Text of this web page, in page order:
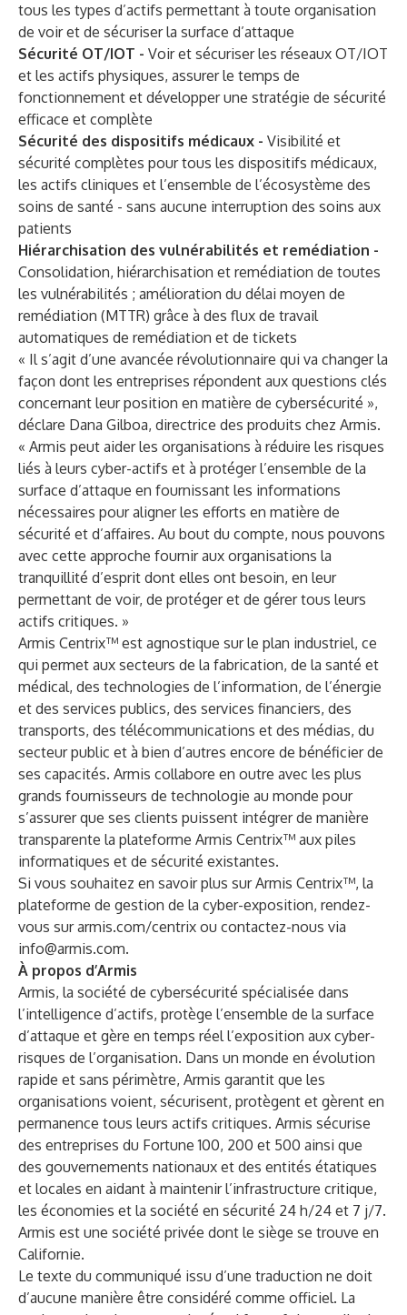
tous les types d’actifs permettant à toute organisation
de voir et de sécuriser la surface d’attaque
Sécurité OT/IOT - Voir et sécuriser les réseaux OT/IOT
et les actifs physiques, assurer le temps de
fonctionnement et développer une stratégie de sécurité
efficace et complète
Sécurité des dispositifs médicaux - Visibilité et
sécurité complètes pour tous les dispositifs médicaux,
les actifs cliniques et l’ensemble de l’écosystème des
soins de santé - sans aucune interruption des soins aux
patients
Hiérarchisation des vulnérabilités et remédiation -
Consolidation, hiérarchisation et remédiation de toutes
les vulnérabilités ; amélioration du délai moyen de
remédiation (MTTR) grâce à des flux de travail
automatiques de remédiation et de tickets
« Il s’agit d’une avancée révolutionnaire qui va changer la
façon dont les entreprises répondent aux questions clés
concernant leur position en matière de cybersécurité »,
déclare Dana Gilboa, directrice des produits chez Armis.
« Armis peut aider les organisations à réduire les risques
liés à leurs cyber-actifs et à protéger l’ensemble de la
surface d’attaque en fournissant les informations
nécessaires pour aligner les efforts en matière de
sécurité et d’affaires. Au bout du compte, nous pouvons
avec cette approche fournir aux organisations la
tranquillité d’esprit dont elles ont besoin, en leur
permettant de voir, de protéger et de gérer tous leurs
actifs critiques. »
Armis Centrix™ est agnostique sur le plan industriel, ce
qui permet aux secteurs de la fabrication, de la santé et
médical, des technologies de l’information, de l’énergie
et des services publics, des services financiers, des
transports, des télécommunications et des médias, du
secteur public et à bien d’autres encore de bénéficier de
ses capacités. Armis collabore en outre avec les plus
grands fournisseurs de technologie au monde pour
s’assurer que ses clients puissent intégrer de manière
transparente la plateforme Armis Centrix™ aux piles
informatiques et de sécurité existantes.
Si vous souhaitez en savoir plus sur Armis Centrix™, la
plateforme de gestion de la cyber-exposition, rendez-
vous surarmis.com/centrix ou contactez-nous via
info@armis.com.
À propos d’Armis
Armis, la société de cybersécurité spécialisée dans
l’intelligence d’actifs, protège l’ensemble de la surface
d’attaque et gère en temps réel l’exposition aux cyber-
risques de l’organisation. Dans un monde en évolution
rapide et sans périmètre, Armis garantit que les
organisations voient, sécurisent, protègent et gèrent en
permanence tous leurs actifs critiques. Armis sécurise
des entreprises du Fortune 100, 200 et 500 ainsi que
des gouvernements nationaux et des entités étatiques
et locales en aidant à maintenir l’infrastructure critique,
les économies et la société en sécurité 24 h/24 et 7 j/7.
Armis est une société privée dont le siège se trouve en
Californie.
Le texte du communiqué issu d’une traduction ne doit
d’aucune manière être considéré comme officiel. La